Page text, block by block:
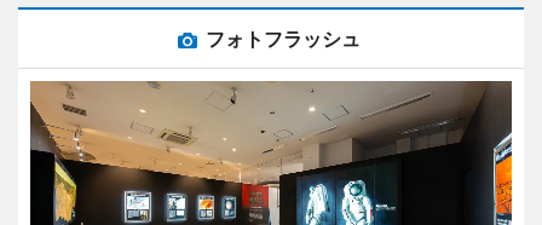
フォトフラッシュ